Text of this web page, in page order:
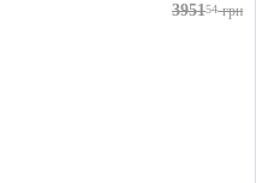
395154 грн